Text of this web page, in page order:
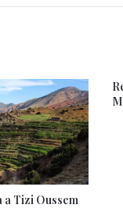
a Tizi Oussem